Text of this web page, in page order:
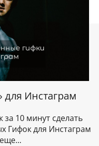
для Инстаграм
за 10 минут сделать
Гифок для Инстаграм